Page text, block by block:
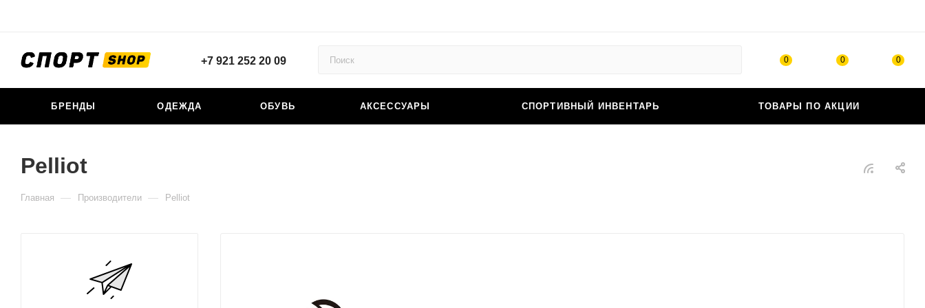
+7 921 252 20 09 0 0 0
БРЕНДЫ ОДЕЖДА ОБУВЬ АКСЕССУАРЫ СПОРТИВНЫЙ ИНВЕНТАРЬ ТОВАРЫ ПО АКЦИИ
Pelliot
Главная — Производители — Pelliot